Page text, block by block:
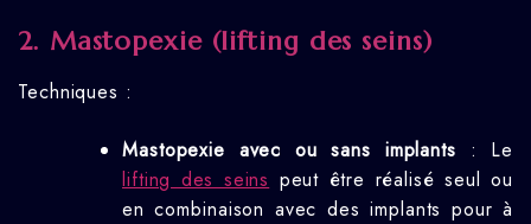
2. Mastopexie (lifting des seins)
Techniques :
Mastopexie avec ou sans implants : Le
lifting des seins peut être réalisé seul ou
en combinaison avec des implants pour à